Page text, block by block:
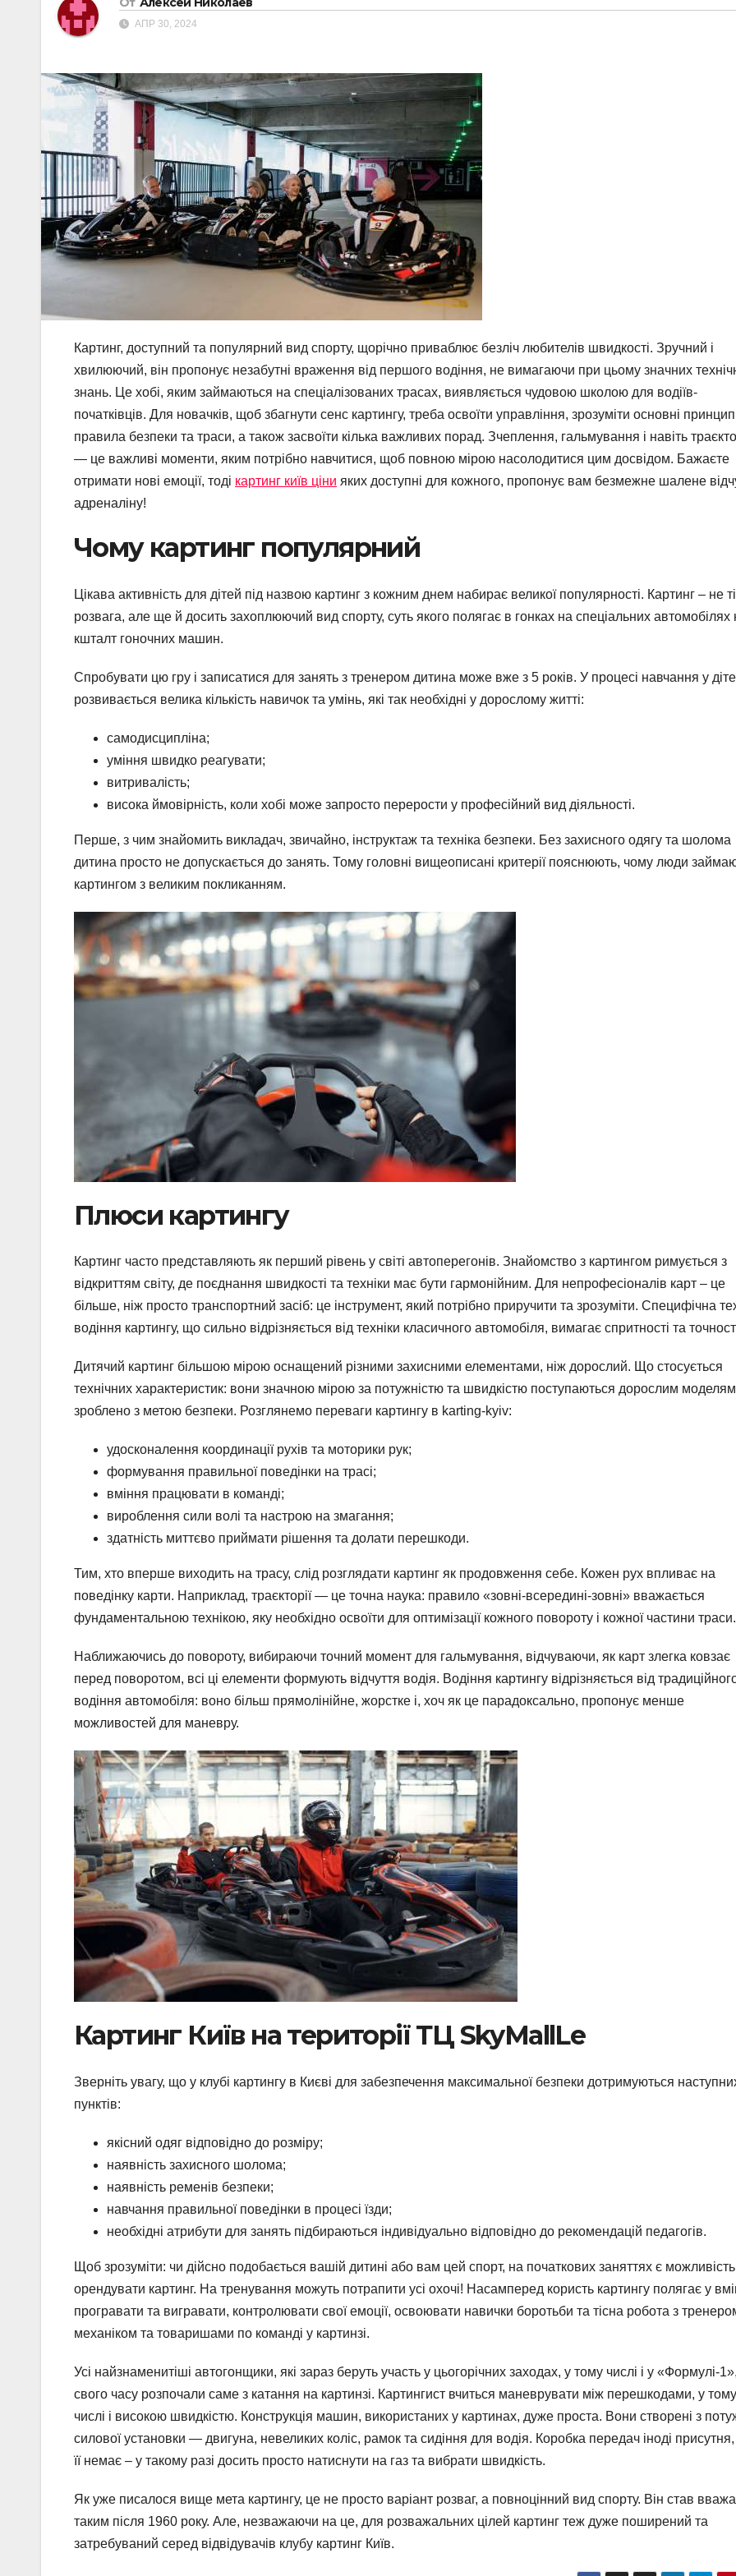
АПР 30, 2024
Картинг, доступний та популярний вид спорту, щорічно приваблює безліч любителів швидкості. Зручний і
хвилюючий, він пропонує незабутні враження від першого водіння, не вимагаючи при цьому значних
знань. Це хобі, яким займаються на спеціалізованих трасах, виявляється чудовою школою для водіїв-
початківців. Для новачків, щоб збагнути сенс картингу, треба освоїти управління, зрозуміти основні
правила безпеки та траси, а також засвоїти кілька важливих порад. Зчеплення, гальмування і навіть
— це важливі моменти, яким потрібно навчитися, щоб повною мірою насолодитися цим досвідом. Бажаєте
отримати нові емоції, тоді картинг київ ціни яких доступні для кожного, пропонує вам безмежне шалене
адреналіну!
Чому картинг популярний
Цікава активність для дітей під назвою картинг з кожним днем набирає великої популярності. Картинг – не
розвага, але ще й досить захоплюючий вид спорту, суть якого полягає в гонках на спеціальних автомобілях
кшталт гоночних машин.
Спробувати цю гру і записатися для занять з тренером дитина може вже з 5 років. У процесі навчання у
розвивається велика кількість навичок та умінь, які так необхідні у дорослому житті:
cамодисципліна;
уміння швидко реагувати;
витривалість;
висока ймовірність, коли хобі може запросто перерости у професійний вид діяльності.
Перше, з чим знайомить викладач, звичайно, інструктаж та техніка безпеки. Без захисного одягу та шолома
дитина просто не допускається до занять. Тому головні вищеописані критерії пояснюють, чому люди
картингом з великим покликанням.
Плюси картингу
Картинг часто представляють як перший рівень у світі автоперегонів. Знайомство з картингом римується з
відкриттям світу, де поєднання швидкості та техніки має бути гармонійним. Для непрофесіоналів карт – це
більше, ніж просто транспортний засіб: це інструмент, який потрібно приручити та зрозуміти. Специфічна
водіння картингу, що сильно відрізняється від техніки класичного автомобіля, вимагає спритності та
Дитячий картинг більшою мірою оснащений різними захисними елементами, ніж дорослий. Що стосується
технічних характеристик: вони значною мірою за потужністю та швидкістю поступаються дорослим
зроблено з метою безпеки. Розглянемо переваги картингу в karting-kyiv:
удосконалення координації рухів та моторики рук;
формування правильної поведінки на трасі;
вміння працювати в команді;
вироблення сили волі та настрою на змагання;
здатність миттєво приймати рішення та долати перешкоди.
Тим, хто вперше виходить на трасу, слід розглядати картинг як продовження себе. Кожен рух впливає на
поведінку карти. Наприклад, траєкторії — це точна наука: правило «зовні-всередині-зовні» вважається
фундаментальною технікою, яку необхідно освоїти для оптимізації кожного повороту і кожної частини траси.
Наближаючись до повороту, вибираючи точний момент для гальмування, відчуваючи, як карт злегка ковзає
перед поворотом, всі ці елементи формують відчуття водія. Водіння картингу відрізняється від
водіння автомобіля: воно більш прямолінійне, жорстке і, хоч як це парадоксально, пропонує менше
можливостей для маневру.
Картинг Київ на території ТЦ SkyMallLe
Зверніть увагу, що у клубі картингу в Києві для забезпечення максимальної безпеки дотримуються
пунктів:
якісний одяг відповідно до розміру;
наявність захисного шолома;
наявність ременів безпеки;
навчання правильної поведінки в процесі їзди;
необхідні атрибути для занять підбираються індивідуально відповідно до рекомендацій педагогів.
Щоб зрозуміти: чи дійсно подобається вашій дитині або вам цей спорт, на початкових заняттях є можливість
орендувати картинг. На тренування можуть потрапити усі охочі! Насамперед користь картингу полягає у
програвати та вигравати, контролювати свої емоції, освоювати навички боротьби та тісна робота з
механіком та товаришами по команді у картинзі.
Усі найзнаменитіші автогонщики, які зараз беруть участь у цьогорічних заходах, у тому числі і у «Формулі-
свого часу розпочали саме з катання на картинзі. Картингист вчиться маневрувати між перешкодами, у тому
числі і високою швидкістю. Конструкція машин, використаних у картинах, дуже проста. Вони створені з
силової установки — двигуна, невеликих коліс, рамок та сидіння для водія. Коробка передач іноді присутня,
її немає – у такому разі досить просто натиснути на газ та вибрати швидкість.
Як уже писалося вище мета картингу, це не просто варіант розваг, а повноцінний вид спорту. Він став
таким після 1960 року. Але, незважаючи на це, для розважальних цілей картинг теж дуже поширений та
затребуваний серед відвідувачів клубу картинг Київ.